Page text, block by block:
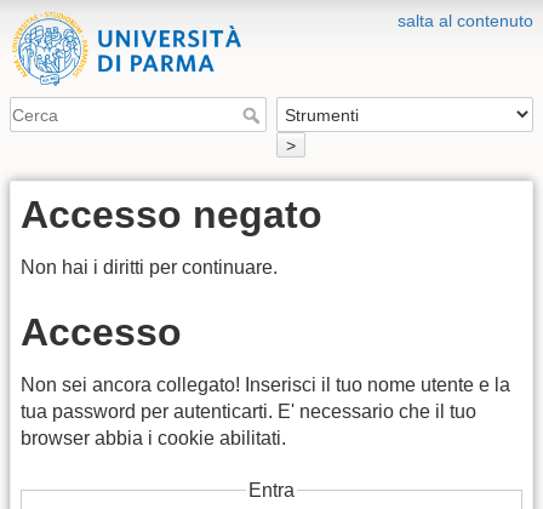
salta al contenuto
>
Accesso negato
Non hai i diritti per continuare.
Accesso
Non sei ancora collegato! Inserisci il tuo nome utente e la
tua password per autenticarti. E' necessario che il tuo
browser abbia i cookie abilitati.
Entra